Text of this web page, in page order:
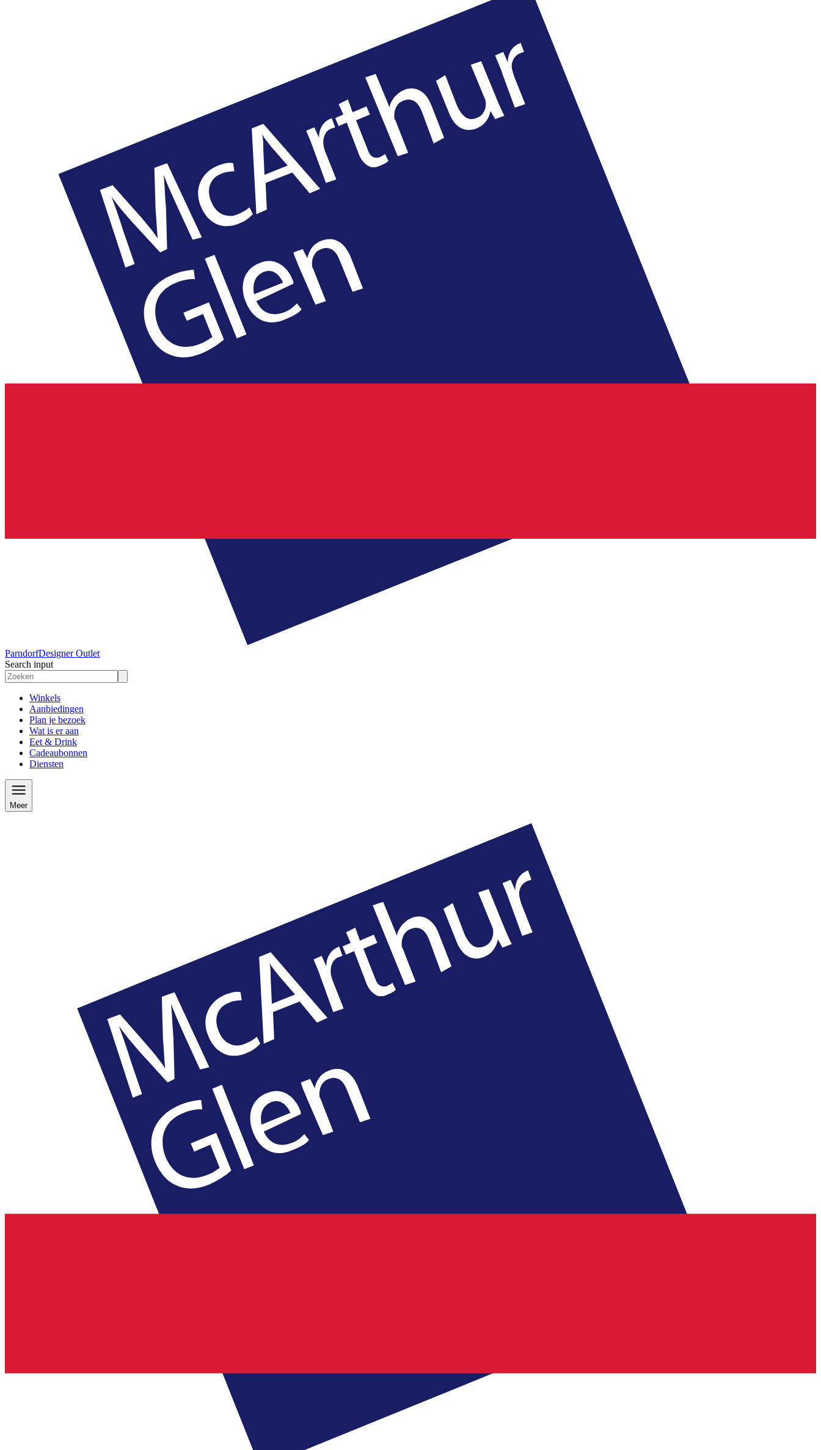
ParndorfDesigner Outlet
Search input
Winkels
Aanbiedingen
Plan je bezoek
Wat is er aan
Eet & Drink
Cadeaubonnen
Diensten
Meer